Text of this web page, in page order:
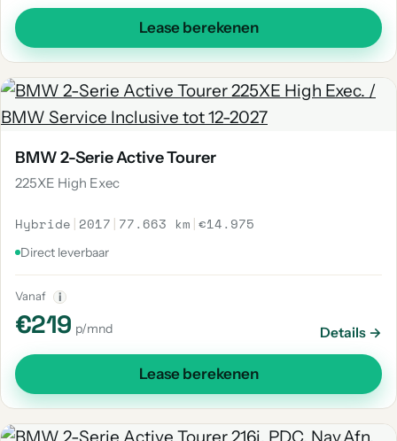
Lease berekenen
BMW 2-Serie Active Tourer
225XE High Exec
Hybride | 2017 | 77.663 km |€14.975
Direct leverbaar
Vanaf i
€219 p/mnd Details →
Lease berekenen